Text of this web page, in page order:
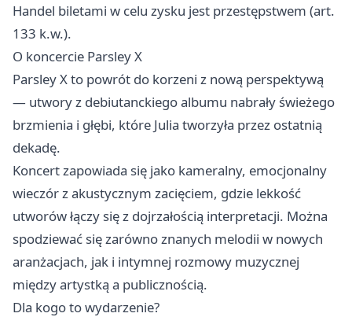
Handel biletami w celu zysku jest przestępstwem (art.
133 k.w.).
O koncercie Parsley X
Parsley X to powrót do korzeni z nową perspektywą
— utwory z debiutanckiego albumu nabrały świeżego
brzmienia i głębi, które Julia tworzyła przez ostatnią
dekadę.
Koncert zapowiada się jako kameralny, emocjonalny
wieczór z akustycznym zacięciem, gdzie lekkość
utworów łączy się z dojrzałością interpretacji. Można
spodziewać się zarówno znanych melodii w nowych
aranżacjach, jak i intymnej rozmowy muzycznej
między artystką a publicznością.
Dla kogo to wydarzenie?